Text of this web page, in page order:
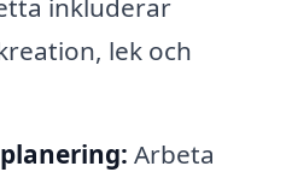
inkluderar
lek och
Arbeta